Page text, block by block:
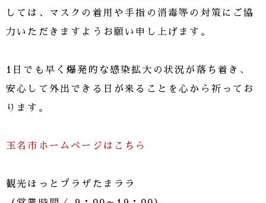
しては、マスクの着用や手指の消毒等の対策にご協
力いただきますようお願い申し上げます。
1日でも早く爆発的な感染拡大の状況が落ち着き、
安心して外出できる日が来ることを心から祈ってお
ります。
玉名市ホームページはこちら
観光ほっとプラザたまララ